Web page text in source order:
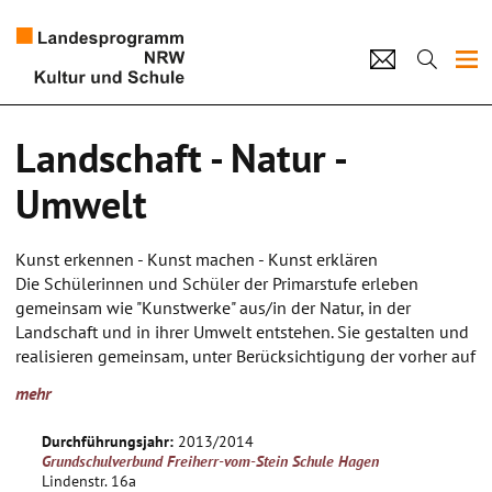
Künstlerpool
Kultur und Schule
home Impressum Datenschutz Kontakt
Landschaft - Natur -
Umwelt
Kunst erkennen - Kunst machen - Kunst erklären
Die Schülerinnen und Schüler der Primarstufe erleben
gemeinsam wie "Kunstwerke" aus/in der Natur, in der
Landschaft und in ihrer Umwelt entstehen. Sie gestalten und
realisieren gemeinsam, unter Berücksichtigung der vorher auf
"Kunstwerke". Für die Umsetzung dieser Kunstwerke die die
eigene kreative Möglichkeiten. Die Schülerinnen und Schüler
lernen z.B. die Landschaftsmalerei, die Naturfrottage, die
mehr
Durchführungsjahr: 2013/2014
Grundschulverbund Freiherr-vom-Stein Schule Hagen
Lindenstr. 16a